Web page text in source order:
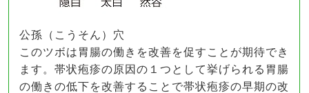
公孫（こうそん）穴
このツボは胃腸の働きを改善を促すことが期待でき
ます。帯状疱疹の原因の１つとして挙げられる胃腸
の働きの低下を改善することで帯状疱疹の早期の改